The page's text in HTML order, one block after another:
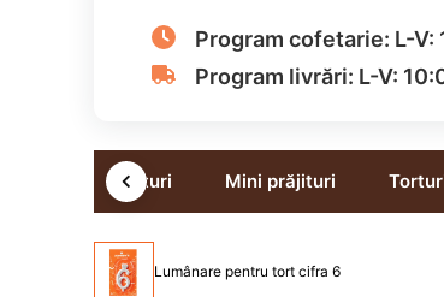
Program cofetarie: L-V:
Program livrări: L-V:
Prajituri Mini prăjituri
Lumânare pentru tort cifra 6